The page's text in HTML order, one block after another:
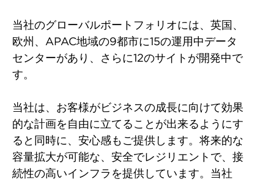
当社のグローバルポートフォリオには、英国、
欧州、APAC地域の9都市に15の運用中データ
センターがあり、さらに12のサイトが開発中で
す。
当社は、お客様がビジネスの成長に向けて効果
的な計画を自由に立てることが出来るようにす
ると同時に、安心感もご提供します。将来的な
容量拡大が可能な、安全でレジリエントで、接
続性の高いインフラを提供しています。当社